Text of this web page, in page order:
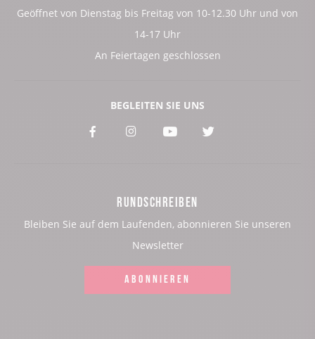
Geöffnet von Dienstag bis Freitag von 10-12.30 Uhr und von
14-17 Uhr
An Feiertagen geschlossen
BEGLEITEN SIE UNS
Voir
Facebook
Voir
Instagram
Voir
Youtube
Voir
RUNDSCHREIBEN
Bleiben Sie auf dem Laufenden, abonnieren Sie unseren
Newsletter
ABONNIEREN